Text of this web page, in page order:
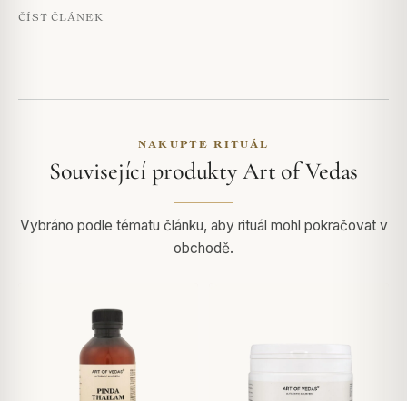
ČÍST ČLÁNEK
NAKUPTE RITUÁL
Související produkty Art of Vedas
Vybráno podle tématu článku, aby rituál mohl pokračovat v
obchodě.